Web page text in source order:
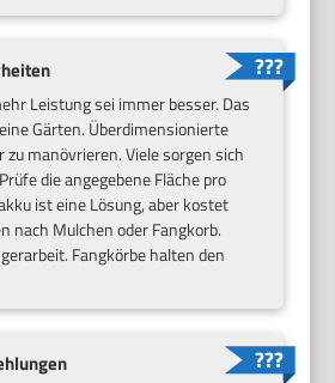
Leistung sei immer besser. Das
Gärten. Überdimensionierte
manövrieren. Viele sorgen sich
die angegebene Fläche pro
ist eine Lösung, aber kostet
nach Mulchen oder Fangkorb.
Fangkörbe halten den